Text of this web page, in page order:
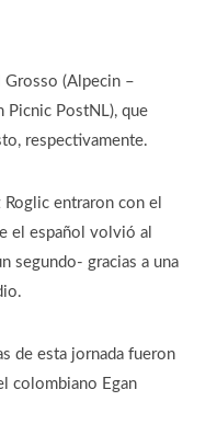
(Alpecin –
Picnic PostNL), que
respectivamente.
entraron con el
el español volvió al
segundo- gracias a una
de esta jornada fueron
colombiano Egan